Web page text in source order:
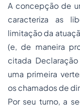
A concepção de
caracteriza as
limitação da
(e, de maneira
citada
uma primeira
os chamados de
Por seu turno, a